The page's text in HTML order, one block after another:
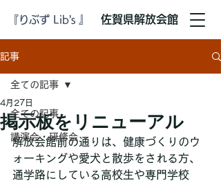
『りぶず Lib's 』 ​佐賀県解放会館
記事
全ての記事
講演会・研修会
全ての記事
掲示板をリニューアル
4月27日
解放会館前の通りは、健康づくりのウ
ォーキングや愛犬と散歩をされる方、
通学路にしている高校生や専門学校